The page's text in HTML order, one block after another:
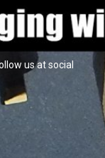
us at social